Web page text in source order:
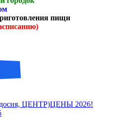
пищи
ЦЕНТР)ЦЕНЫ 2026!